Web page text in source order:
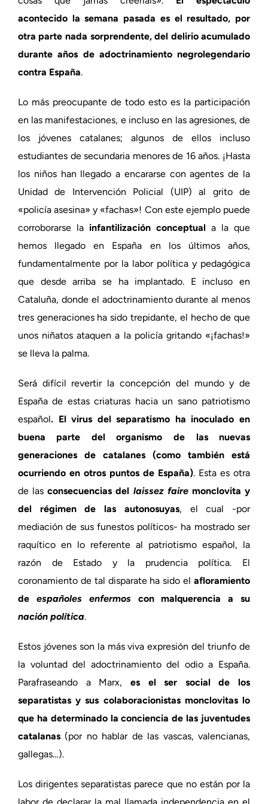
acontecido la semana pasada es el resultado, por
otra parte nada sorprendente, del delirio acumulado
durante años de adoctrinamiento negrolegendario
contra España.
Lo más preocupante de todo esto es la participación
en las manifestaciones, e incluso en las agresiones, de
los jóvenes catalanes; algunos de ellos incluso
estudiantes de secundaria menores de 16 años. ¡Hasta
los niños han llegado a encararse con agentes de la
Unidad de Intervención Policial (UIP) al grito de
«policía asesina» y «fachas»! Con este ejemplo puede
corroborarse la infantilización conceptual a la que
hemos llegado en España en los últimos años,
fundamentalmente por la labor política y pedagógica
que desde arriba se ha implantado. E incluso en
Cataluña, donde el adoctrinamiento durante al menos
tres generaciones ha sido trepidante, el hecho de que
unos niñatos ataquen a la policía gritando «¡fachas!»
se lleva la palma.
Será difícil revertir la concepción del mundo y de
España de estas criaturas hacia un sano patriotismo
español. El virus del separatismo ha inoculado en
buena parte del organismo de las nuevas
generaciones de catalanes (como también está
ocurriendo en otros puntos de España). Esta es otra
de lasconsecuencias del laissez fairemonclovita y
del régimen de las autonosuyas, el cual -por
mediación de sus funestos políticos- ha mostrado ser
raquítico en lo referente al patriotismo español, la
razón de Estado y la prudencia política. El
coronamiento de tal disparate ha sido elafloramiento
de españoles enfermoscon malquerencia a su
nación política.
Estos jóvenes son la más viva expresión del triunfo de
la voluntad del adoctrinamiento del odio a España.
Parafraseando a Marx, es el ser social de los
separatistas y sus colaboracionistas monclovitas lo
que ha determinado la conciencia de las juventudes
catalanas(por no hablar de las vascas, valencianas,
gallegas…).
Los dirigentes separatistas parece que no están por la